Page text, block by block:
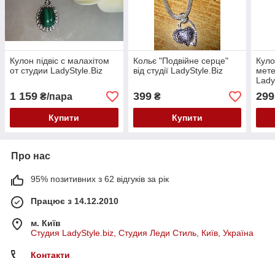
Кулон підвіс с малахітом
от студии LadyStyle.Biz
1 159 ₴/пара
Купити
Кольє "Подвійне серце"
від студії LadyStyle.Biz
399₴
Купити
299
Про нас
95% позитивних з 62 відгуків за рік
Працює з 14.12.2010
м. Київ
Студия LadyStyle.biz, Студия Леди Стиль, Київ, Україна
Контакти